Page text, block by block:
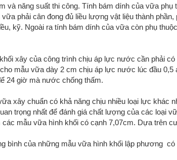
và năng suất thi công. Tính bám dính của vữa
phải cân đong đủ liều lượng vật liệu thành phần,
kỹ. Ngoài ra tính bám dính của vữa còn phụ
xây của công trình chịu áp lực nước cần phải
mẫu vữa dày 2 cm chịu áp lực nước lúc đầu 0,5
24 giờ mà nước chống thấm.
xây chuẩn có khả năng chịu nhiều loại lực khác
trọng nhất để đánh giá chất lượng của các loại
mẫu vữa hình khối có cạnh 7,07cm. Dựa trên
bình của những mẫu vữa hình khối lập phương